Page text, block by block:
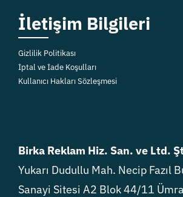
İletişim Bilgileri
Gizlilik Politikası
İptal ve İade Koşulları
Kullanıcı Hakları Sözleşmesi
Birka Reklam Hiz. San. ve Ltd.
Yukarı Dudullu Mah. Necip Fazıl
Sanayi Sitesi A2 Blok 44/11